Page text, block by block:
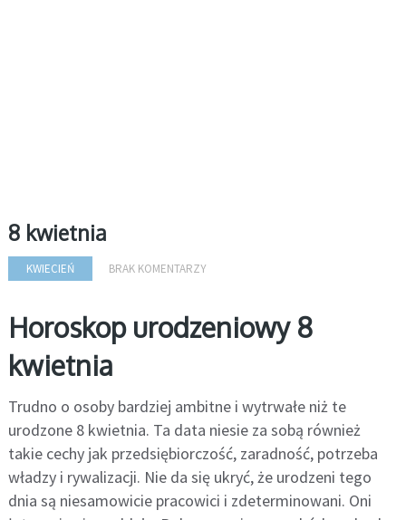
8 kwietnia
KWIECIEŃ BRAK KOMENTARZY
Horoskop urodzeniowy 8
kwietnia
Trudno o osoby bardziej ambitne i wytrwałe niż te
urodzone 8 kwietnia. Ta data niesie za sobą również
takie cechy jak przedsiębiorczość, zaradność, potrzeba
władzy i rywalizacji. Nie da się ukryć, że urodzeni tego
dnia są niesamowicie pracowici i zdeterminowani. Oni